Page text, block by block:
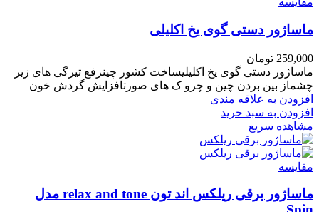
ماساژور دستی گوی یخ اکلیلی
259,000 تومان
ماساژور دستی گوی یخ اکلیلیساخت کشور چینرفع تیرگی های زیر
چشماز بین بردن چین و چرو ک های صورتافزایش گردش خون
افزودن به علاقه مندی
افزودن به سبد خرید
مشاهده سریع
مقایسه
ماساژور برقی ریلکس اند تون relax and tone مدل